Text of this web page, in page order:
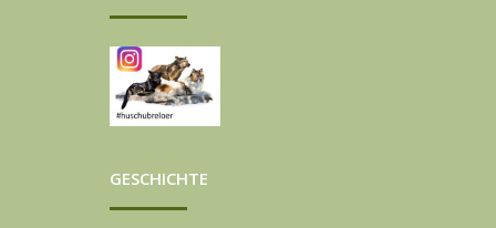
GESCHICHTE